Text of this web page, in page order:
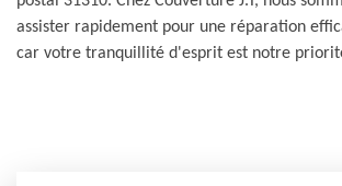
assister rapidement pour une réparation
car votre tranquillité d'esprit est notre